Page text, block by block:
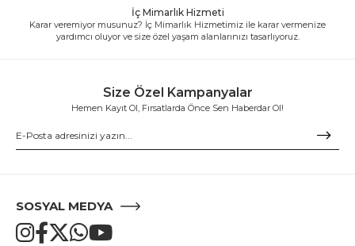
İç Mimarlık Hizmeti
Karar veremiyor musunuz? İç Mimarlık Hizmetimiz ile karar vermenize
yardımcı oluyor ve size özel yaşam alanlarınızı tasarlıyoruz.
Size Özel Kampanyalar
Hemen Kayıt Ol, Fırsatlarda Önce Sen Haberdar Ol!
SOSYAL MEDYA